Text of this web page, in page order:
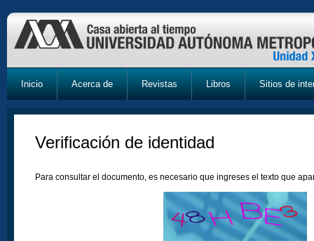
Inicio Acerca de Revistas Libros Sitios de
Verificación de identidad
Para consultar el documento, es necesario que ingreses el texto que